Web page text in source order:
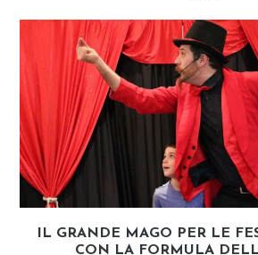
IL GRANDE MAGO PER LE
CON LA FORMULA